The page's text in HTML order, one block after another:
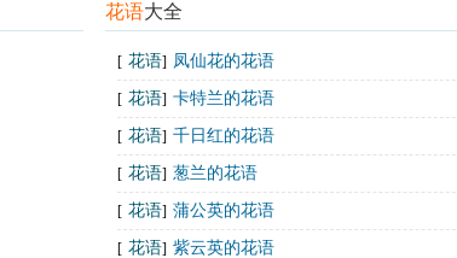
花语大全
[ 花语] 凤仙花的花语
[ 花语] 卡特兰的花语
[ 花语] 千日红的花语
[ 花语] 葱兰的花语
[ 花语] 蒲公英的花语
[ 花语] 紫云英的花语